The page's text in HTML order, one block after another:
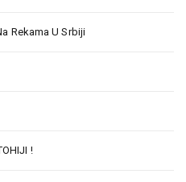
Rekama U Srbiji
!